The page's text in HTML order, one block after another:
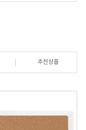
추천상품